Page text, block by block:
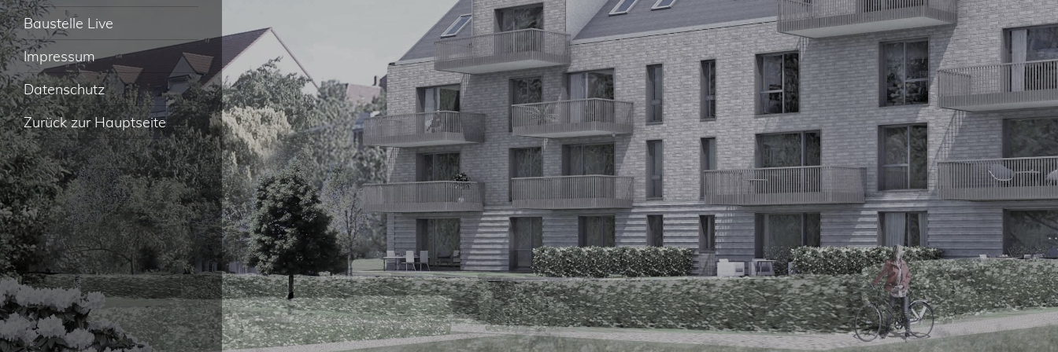
Baustelle Live
Impressum
Datenschutz
Zurück zur Hauptseite